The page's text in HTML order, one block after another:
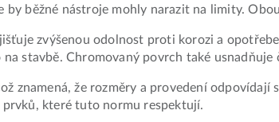
běžné nástroje mohly narazit na limity.
zvýšenou odolnost proti korozi a
stavbě. Chromovaný povrch také
znamená, že rozměry a provedení
které tuto normu respektují.